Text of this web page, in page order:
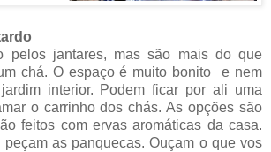
pelos jantares, mas são mais do que
chá. O espaço é muito bonito e nem
interior. Podem ficar por ali uma
o carrinho dos chás. As opções são
feitos com ervas aromáticas da casa.
peçam as panquecas. Ouçam o que vos